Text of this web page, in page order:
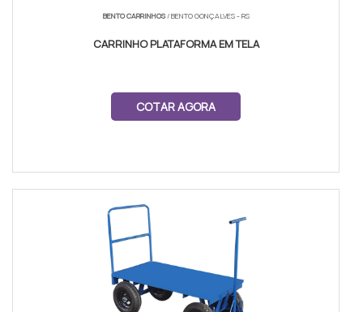
BENTO CARRINHOS/ BENTO GONÇALVES - RS
CARRINHO PLATAFORMA EM TELA
COTAR AGORA